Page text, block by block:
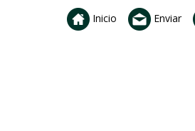
Inicio Enviar